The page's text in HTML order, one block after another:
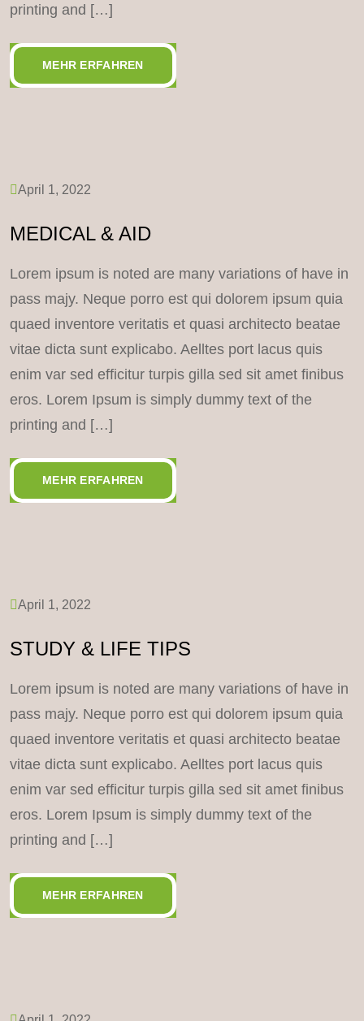
printing and […]
MEHR ERFAHREN
April 1, 2022
MEDICAL & AID
Lorem ipsum is noted are many variations of have in
pass majy. Neque porro est qui dolorem ipsum quia
quaed inventore veritatis et quasi architecto beatae
vitae dicta sunt explicabo. Aelltes port lacus quis
enim var sed efficitur turpis gilla sed sit amet finibus
eros. Lorem Ipsum is simply dummy text of the
printing and […]
MEHR ERFAHREN
April 1, 2022
STUDY & LIFE TIPS
Lorem ipsum is noted are many variations of have in
pass majy. Neque porro est qui dolorem ipsum quia
quaed inventore veritatis et quasi architecto beatae
vitae dicta sunt explicabo. Aelltes port lacus quis
enim var sed efficitur turpis gilla sed sit amet finibus
eros. Lorem Ipsum is simply dummy text of the
printing and […]
MEHR ERFAHREN